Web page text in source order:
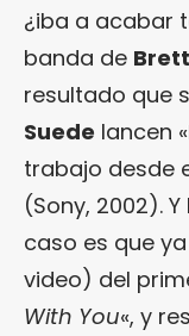
¿iba a acabar
banda de
resultado que
Suede lancen «
trabajo desde
(Sony, 2002).
caso es que
video) del
With You«, y